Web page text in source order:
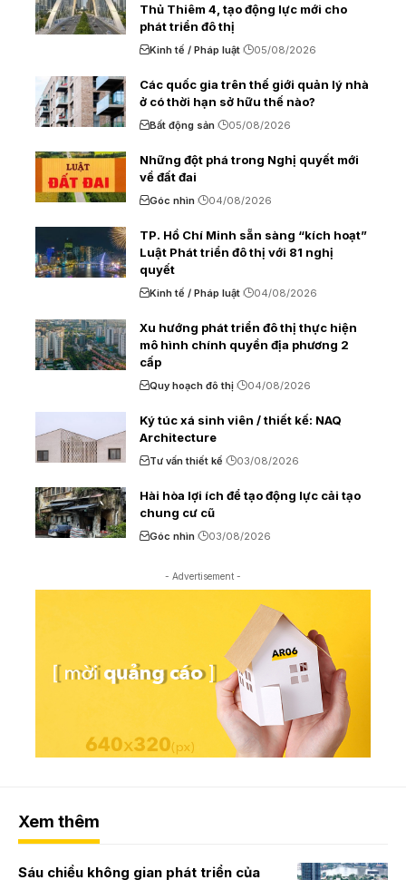
Thủ Thiêm 4, tạo động lực mới cho
phát triển đô thị
Kinh tế / Pháp luật 05/08/2026
Các quốc gia trên thế giới quản lý nhà
ở có thời hạn sở hữu thế nào?
Bất động sản 05/08/2026
Những đột phá trong Nghị quyết mới
về đất đai
Góc nhìn 04/08/2026
TP. Hồ Chí Minh sẵn sàng “kích hoạt”
Luật Phát triển đô thị với 81 nghị
quyết
Kinh tế / Pháp luật 04/08/2026
Xu hướng phát triển đô thị thực hiện
mô hình chính quyền địa phương 2
cấp
Quy hoạch đô thị 04/08/2026
Ký túc xá sinh viên / thiết kế: NAQ
Architecture
Tư vấn thiết kế 03/08/2026
Hài hòa lợi ích để tạo động lực cải tạo
chung cư cũ
Góc nhìn 03/08/2026
- Advertisement -
Xem thêm
Sáu chiều không gian phát triển của